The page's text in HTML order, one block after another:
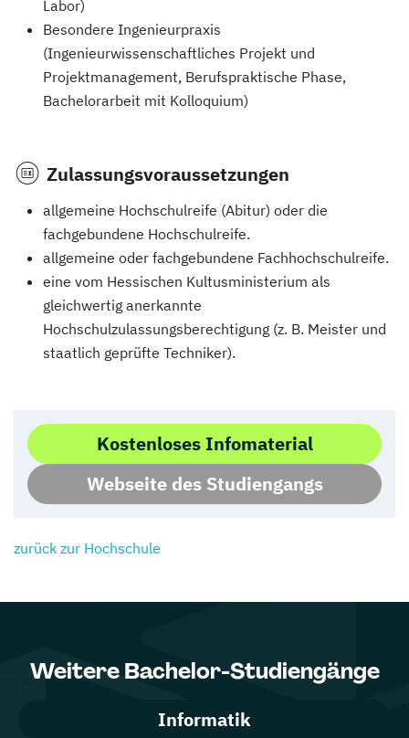
Labor)
Besondere Ingenieurpraxis
(Ingenieurwissenschaftliches Projekt und
Projektmanagement, Berufspraktische Phase,
Bachelorarbeit mit Kolloquium)
Zulassungsvoraussetzungen
allgemeine Hochschulreife (Abitur) oder die
fachgebundene Hochschulreife.
allgemeine oder fachgebundene Fachhochschulreife.
eine vom Hessischen Kultusministerium als
gleichwertig anerkannte
Hochschulzulassungsberechtigung (z. B. Meister und
staatlich geprüfte Techniker).
Kostenloses Infomaterial
Webseite des Studiengangs
zurück zur Hochschule
Weitere Bachelor-Studiengänge
Informatik